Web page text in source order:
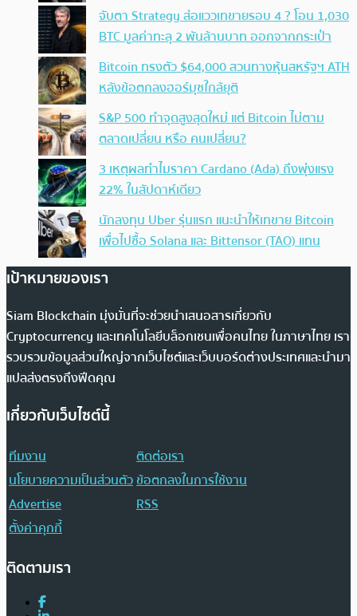
จับตา Strategy ส่อแววเทขายรอบ 4 ? โอน 1,030
BTC มูลค่าทะลุ 2 พันล้านบาท ออกจากกระเป๋า
Bitcoin ทรงตัว $64,000 สวนทางหุ้นสหรัฐฯ ATH
หลังข้อตกลงฮอร์มุซใกล้ยุติ
S&P 500 ทำจุดสูงสุดใหม่ แต่ Bitcoin ไม่ตาม
ตลาดเปลี่ยน หรือ คนเปลี่ยน?
3 เหตุผลทำไมราคา Cardano (Ada) ถึงพุ่งแรง
22% ในสัปดาห์เดียว
นักลงทุน Uber รุ่นแรก แนะนำให้เทขาย Bitcoin
เพื่อไปซื้อ Solana และ Bittensor (TAO) แทน
เป้าหมายของเรา
Siam Blockchain มุ่งมั่นที่จะช่วยนำเสนอสารเกี่ยวกับ
Cryptocurrency และเทคโนโลยีบล็อกเชนเพื่อคนไทย ในภาษาไทย เรา
รวบรวมข้อมูลส่วนใหญ่จากเว็บไซต์และเว็บบอร์ดต่างประเทศและนำมา
แปลส่งตรงถึงฟีดคุณ
เกี่ยวกับเว็บไซต์นี้
ทีมงาน
ติดต่อเรา
นโยบายความเป็นส่วนตัวข้อตกลงในการใช้งาน
Advertise
RSS
ตั้งค่าคุกกี้
ติดตามเรา